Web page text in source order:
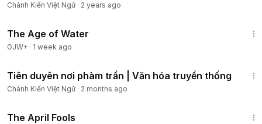
Chánh Kiến Việt Ngữ· 2 years ago
The Age of Water
GJW+ · 1 week ago
Tiên duyên nơi phàm trần | Văn hóa truyền thống
Chánh Kiến Việt Ngữ· 2 months ago
The April Fools